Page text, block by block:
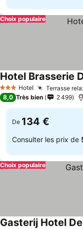
Choix populaire
3 ÉtoilesHotel Terrasse
Hotel Brasserie
8,0 Très bien 2 499
De 134 €
Consulter les prix de
Choix populaire
Gasterij Hotel